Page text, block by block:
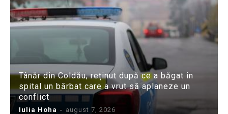
Tânăr din Coldău, reținut după ce a băgat în
spital un bărbat care a vrut să aplaneze un
conflict
Iulia Hoha - august 7, 2026